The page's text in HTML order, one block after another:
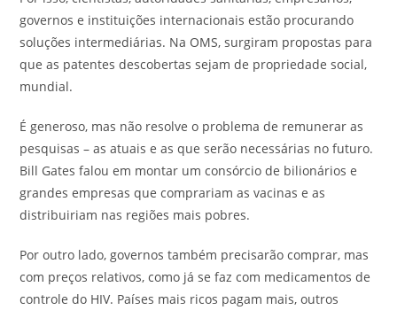
governos e instituições internacionais estão procurando
soluções intermediárias. Na OMS, surgiram propostas para
que as patentes descobertas sejam de propriedade social,
mundial.
É generoso, mas não resolve o problema de remunerar as
pesquisas – as atuais e as que serão necessárias no futuro.
Bill Gates falou em montar um consórcio de bilionários e
grandes empresas que comprariam as vacinas e as
distribuiriam nas regiões mais pobres.
Por outro lado, governos também precisarão comprar, mas
com preços relativos, como já se faz com medicamentos de
controle do HIV. Países mais ricos pagam mais, outros